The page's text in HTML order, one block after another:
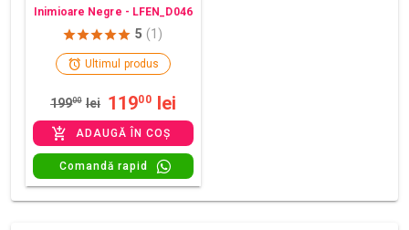
Inimioare Negre - LFEN_D046
5 (1)
Ultimul produs
19900 lei 11900 lei
ADAUGĂ ÎN COȘ
Comandă rapid